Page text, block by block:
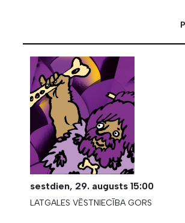
sestdien, 29. augusts 15:00
LATGALES VĒSTNIECĪBA GORS